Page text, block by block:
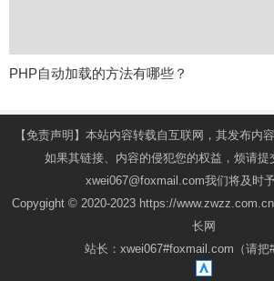
PHP自动加载的方法有哪些？
【免责声明】本站内容转载自互联网，其发布内
如果其链接、内容的侵犯您的权益，烦请提
xwei067@foxmail.com我们将及时予
Copygight © 2020-2023 https://
长网
站长：xwei067#foxmail.com（请把#